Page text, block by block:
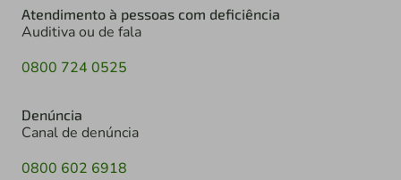
Atendimento à pessoas com deficiência
Auditiva ou de fala
0800 724 0525
Denúncia
Canal de denúncia
0800 602 6918